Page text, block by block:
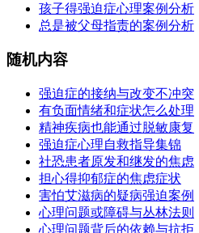
孩子得强迫症心理案例分析
总是被父母指责的案例分析
随机内容
强迫症的接纳与改变不冲突
有负面情绪和症状怎么处理
精神疾病也能通过脱敏康复
强迫症心理自救指导集锦
社恐患者原发和继发的焦虑
担心得抑郁症的焦虑症状
害怕艾滋病的疑病强迫案例
心理问题或障碍与丛林法则
心理问题背后的依赖与抗拒